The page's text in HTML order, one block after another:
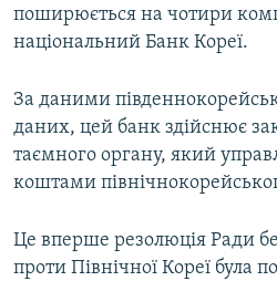
поширюється на чотири
національний Банк Кореї.
За даними
даних, цей банк здійснює
таємного органу, який
коштами
Це вперше резолюція Ради
проти Північної Кореї була